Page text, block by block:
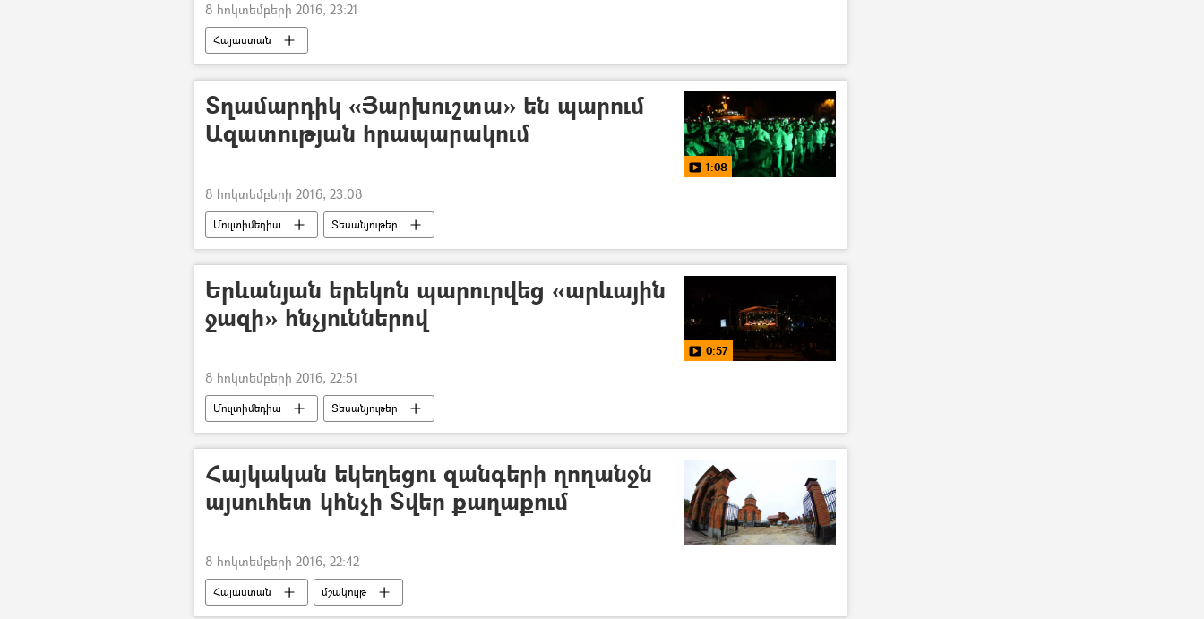
8 հոկտեմբերի 2016, 23:21
Հայաստան
Տղամարդիկ «Յարխուշտա» են պարում
Ազատության հրապարակում
1:08
8 հոկտեմբերի 2016, 23:08
Մուլտիմեդիա Տեսանյութեր
Երևանյան երեկոն պարուրվեց «արևային
ջազի» հնչյուններով
0:57
8 հոկտեմբերի 2016, 22:51
Մուլտիմեդիա Տեսանյութեր
Հայկական եկեղեցու զանգերի ղողանջն
այսուհետ կհնչի Տվեր քաղաքում
8 հոկտեմբերի 2016, 22:42
Հայաստան մշակույթ